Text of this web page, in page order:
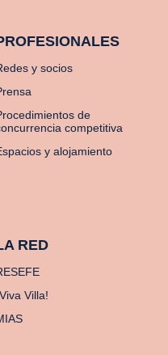
y socios
de
competitiva
y alojamiento
RED
Villa!